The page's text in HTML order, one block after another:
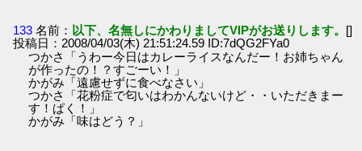
133 名前： 以下、名無しにかわりましてVIPがお送りします。 []
投稿日：2008/04/03(木) 21:51:24.59 ID:7dQG2FYa0
つかさ「うわー今日はカレーライスなんだー！お姉ちゃん
が作ったの！？すごーい！」
かがみ「遠慮せずに食べなさい」
つかさ「花粉症で匂いはわかんないけど・・いただきまー
す！ぱく！」
かがみ「味はどう？」